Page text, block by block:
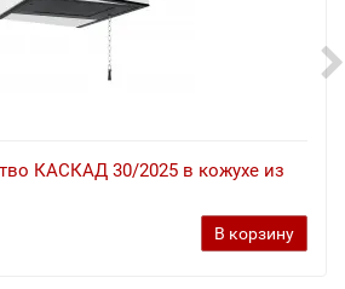
КАСКАД 30/2025 в кожухе из
В корзину